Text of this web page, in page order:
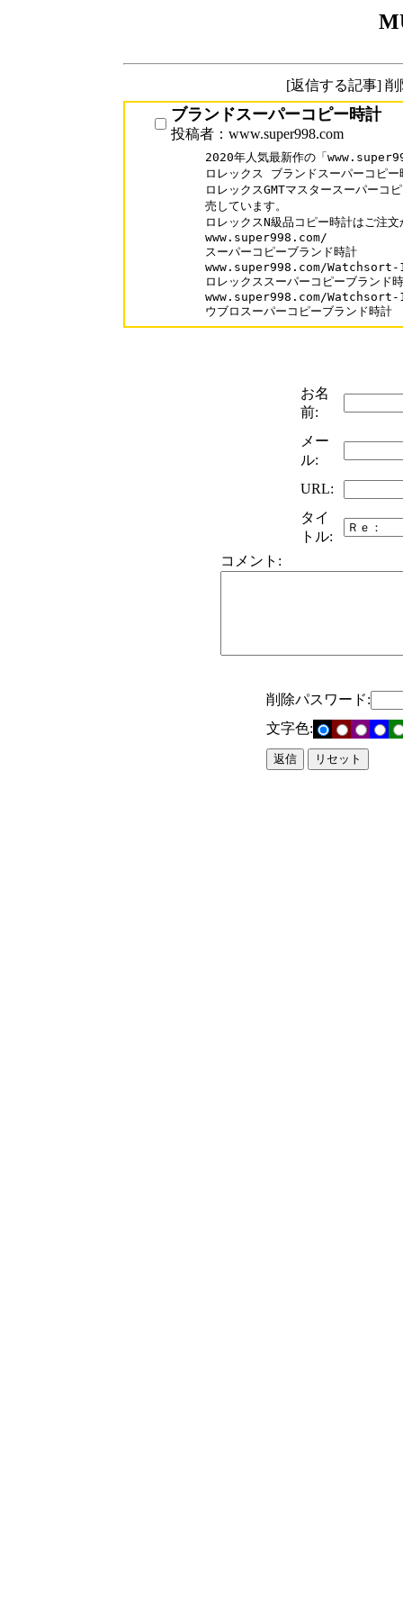
[返信する記事]
ブランドスーパーコピー時計
投稿者：www.super998.com
2020年人気最新作の「
ロレックス ブランドスーパーコピ
ロレックスGMTマスタースーパーコ
売しています。
ロレックスN級品コピー時計はご注
www.super998.com/
スーパーコピーブランド時計
www.super998.com/
ロレックススーパーコピーブランド
www.super998.com/
ウブロスーパーコピーブランド時計
お名
前:
メー
ル:
URL:
タイ
トル:
コメント:
削除パスワード:
文字色: